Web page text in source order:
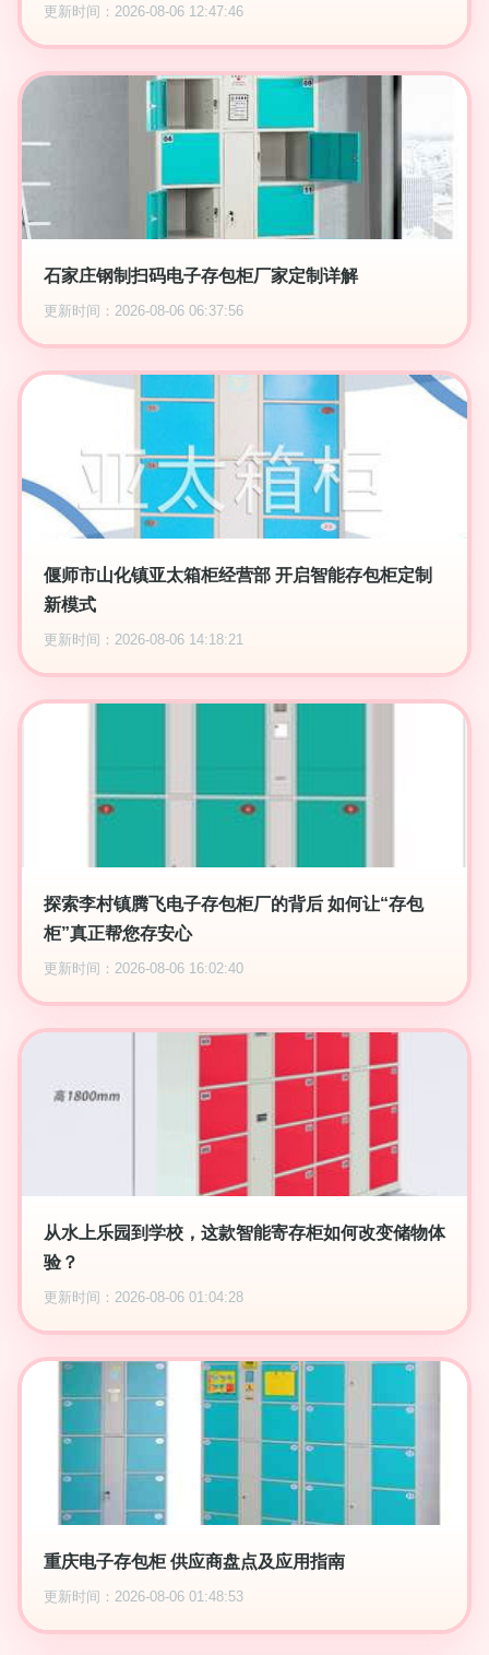
更新时间：2026-08-06 12:47:46
石家庄钢制扫码电子存包柜厂家定制详解
更新时间：2026-08-06 06:37:56
偃师市山化镇亚太箱柜经营部 开启智能存包柜定制
新模式
更新时间：2026-08-06 14:18:21
探索李村镇腾飞电子存包柜厂的背后 如何让“存包
柜”真正帮您存安心
更新时间：2026-08-06 16:02:40
从水上乐园到学校，这款智能寄存柜如何改变储物体
验？
更新时间：2026-08-06 01:04:28
重庆电子存包柜 供应商盘点及应用指南
更新时间：2026-08-06 01:48:53